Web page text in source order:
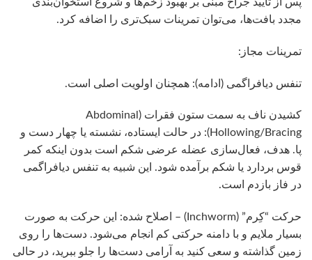
مجدد بافت‌ها، می‌توان تمرینات سبک‌تری را اضافه کرد.
تمرینات مجاز:
تنفس دیافراگمی (ادامه): همچنان اولویت اصلی است.
کشیدن ناف به سمت ستون فقرات (Abdominal
Hollowing/Bracing): در حالت ایستاده، نشسته یا چهار دست و
پا. هدف، فعال‌سازی عضله عرضی شکم است بدون اینکه کمر
قوس بردارد یا شکم برآمده شود. این شبیه به تنفس دیافراگمی
در فاز بازدم است.
حرکت “کِرم” (Inchworm) – اصلاح شده: این حرکت به صورت
بسیار ملایم و با دامنه حرکتی کم انجام می‌شود. دست‌ها را روی
زمین گذاشته و سعی کنید به آرامی دست‌ها را جلو ببرید، در حالی